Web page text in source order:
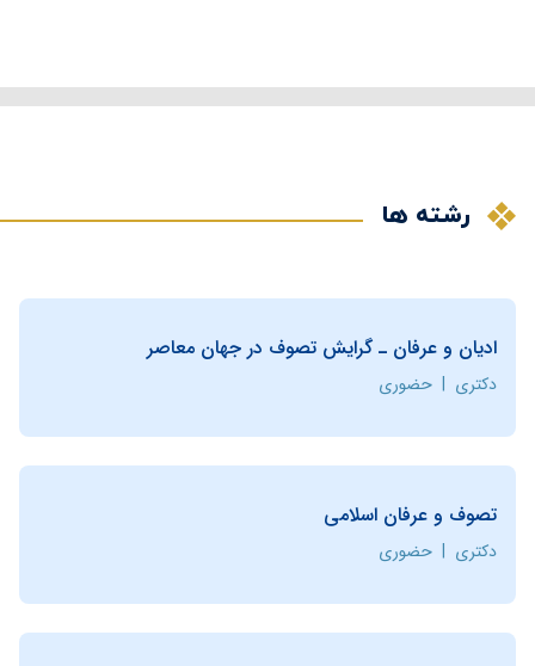
رشته ها
اديان و عرفان ـ گرايش تصوف در جهان معاصر
دکتری | حضوری
تصوف و عرفان اسلامی
دکتری | حضوری